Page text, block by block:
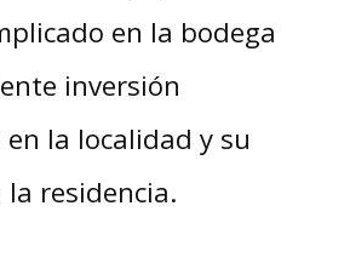
en la bodega
inversión
en la localidad y su
residencia.